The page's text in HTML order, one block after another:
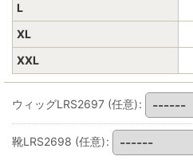
L
XL
XXL
ウィッグLRS2697 (任意):
靴LRS2698 (任意):